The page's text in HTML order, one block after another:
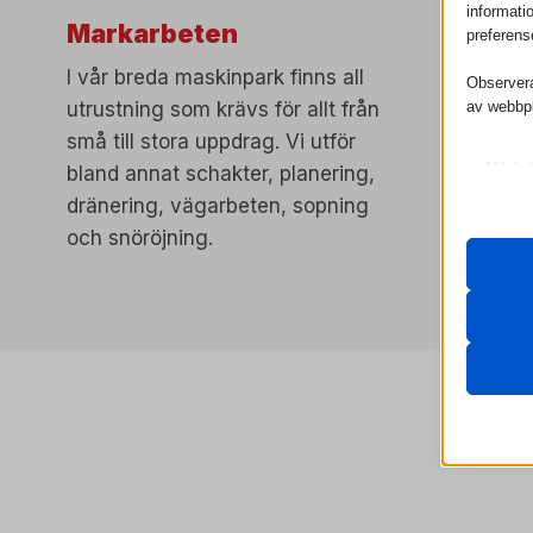
Markarbeten
I vår breda maskinpark finns all
utrustning som krävs för allt från
små till stora uppdrag. Vi utför
bland annat schakter, planering,
dränering, vägarbeten, sopning
och snöröjning.
Vi har
viav
wp-